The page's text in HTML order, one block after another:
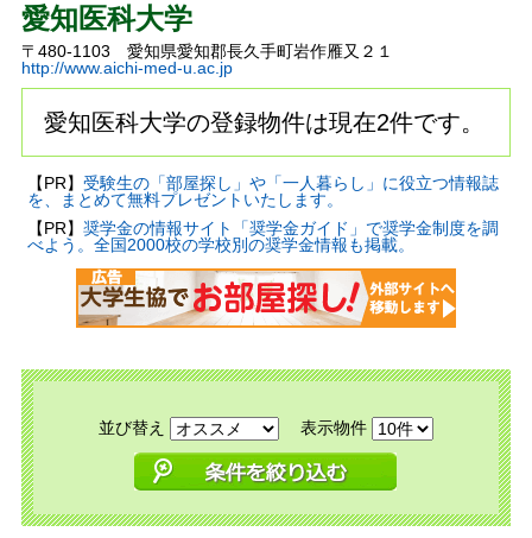
愛知医科大学
〒480-1103 愛知県愛知郡長久手町岩作雁又２１
http://www.aichi-med-u.ac.jp
愛知医科大学の登録物件は現在2件です。
【PR】 受験生の「部屋探し」や「一人暮らし」に役立つ情報誌
を、まとめて無料プレゼントいたします。
【PR】 奨学金の情報サイト「奨学金ガイド」で奨学金制度を調
べよう。全国2000校の学校別の奨学金情報も掲載。
並び替え 表示物件